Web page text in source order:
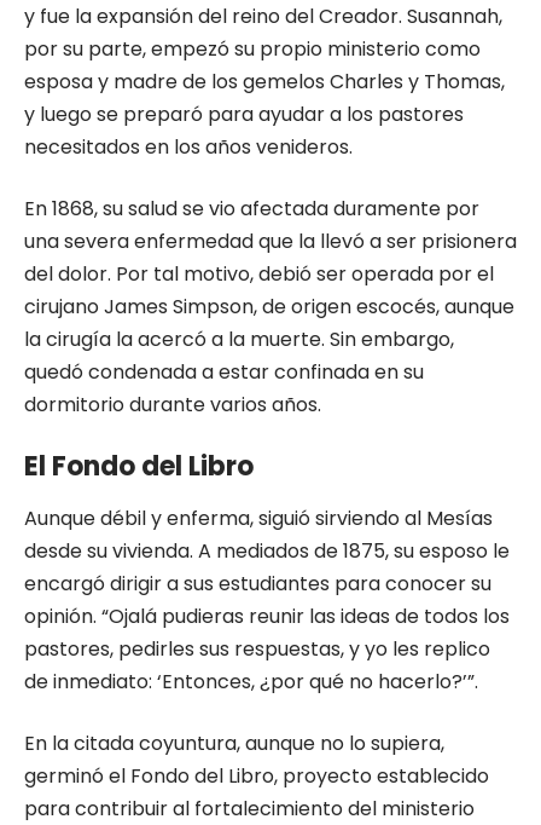
y fue la expansión del reino del Creador. Susannah,
por su parte, empezó su propio ministerio como
esposa y madre de los gemelos Charles y Thomas,
y luego se preparó para ayudar a los pastores
necesitados en los años venideros.
En 1868, su salud se vio afectada duramente por
una severa enfermedad que la llevó a ser prisionera
del dolor. Por tal motivo, debió ser operada por el
cirujano James Simpson, de origen escocés, aunque
la cirugía la acercó a la muerte. Sin embargo,
quedó condenada a estar confinada en su
dormitorio durante varios años.
El Fondo del Libro
Aunque débil y enferma, siguió sirviendo al Mesías
desde su vivienda. A mediados de 1875, su esposo le
encargó dirigir a sus estudiantes para conocer su
opinión. “Ojalá pudieras reunir las ideas de todos los
pastores, pedirles sus respuestas, y yo les replico
de inmediato: ‘Entonces, ¿por qué no hacerlo?’”.
En la citada coyuntura, aunque no lo supiera,
germinó el Fondo del Libro, proyecto establecido
para contribuir al fortalecimiento del ministerio